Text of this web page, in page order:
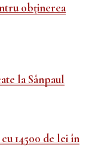
obținerea
la Sânpaul
14500 de lei în